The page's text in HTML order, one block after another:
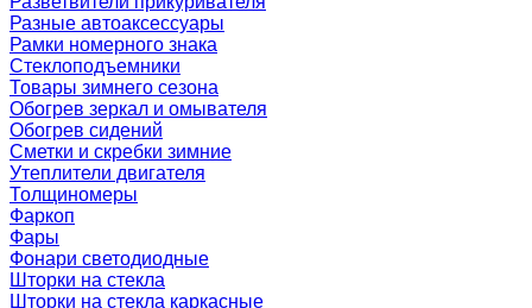
Разные автоаксессуары
Рамки номерного знака
Стеклоподъемники
Товары зимнего сезона
Обогрев зеркал и омывателя
Обогрев сидений
Сметки и скребки зимние
Утеплители двигателя
Толщиномеры
Фаркоп
Фары
Фонари светодиодные
Шторки на стекла
Шторки на стекла каркасные